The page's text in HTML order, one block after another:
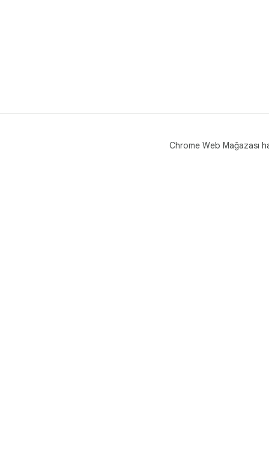
Chrome Web Mağazası